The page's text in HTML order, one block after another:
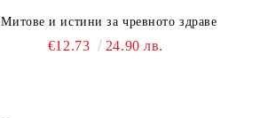
Митове и истини за чревното здраве
€12.73 24.90 лв.